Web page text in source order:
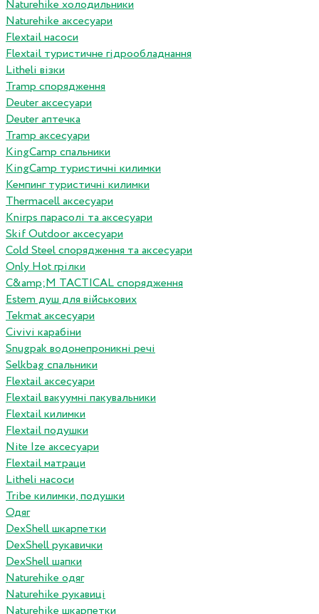
Naturehike холодильники
Naturehike аксесуари
Flextail насоси
Flextail туристичне гідрообладнання
Litheli візки
Tramp спорядження
Deuter аксесуари
Deuter аптечка
Tramp аксесуари
KingCamp спальники
KingCamp туристичні килимки
Кемпинг туристичні килимки
Thermacell аксесуари
Knirps парасолі та аксесуари
Skif Outdoor аксесуари
Cold Steel спорядження та аксесуари
Only Hot грілки
C&amp;M TACTICAL спорядження
Estem душ для військових
Tekmat аксесуари
Сivivi карабіни
Snugpak водонепроникні речі
Selkbag спальники
Flextail аксесуари
Flextail вакуумні пакувальники
Flextail килимки
Flextail подушки
Nite Ize аксесуари
Flextail матраци
Litheli насоси
Tribe килимки, подушки
Одяг
DexShell шкарпетки
DexShell рукавички
DexShell шапки
Naturehike одяг
Naturehike рукавиці